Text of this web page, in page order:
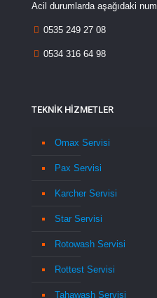
Acil durumlarda aşağıdaki
0535 249 27 08
0534 316 64 98
TEKNİK HİZMETLER
Omax Servisi
Pax Servisi
Karcher Servisi
Star Servisi
Rotowash Servisi
Rottest Servisi
Tahawash Servisi